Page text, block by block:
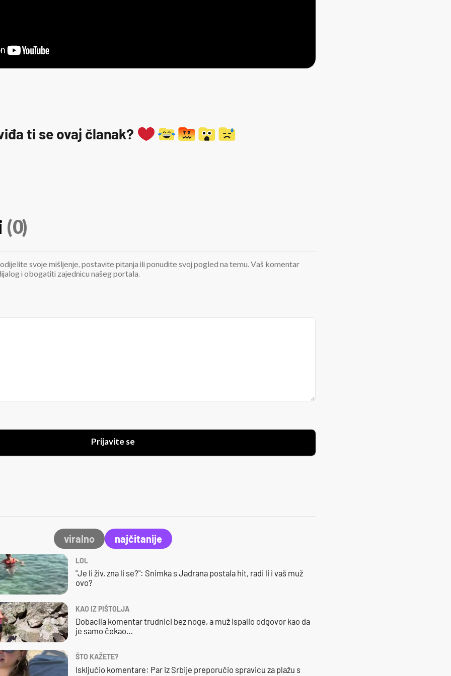
ti se ovaj članak?
(0)
svoje mišljenje, postavite pitanja ili ponudite svoj pogled na temu. Vaš komentar
i obogatiti zajednicu našeg portala.
Prijavite se
viralno najčitanije
LOL
"Je li živ, zna li se?": Snimka s Jadrana postala hit, radi li i vaš muž
ovo?
KAO IZ PIŠTOLJA
Dobacila komentar trudnici bez noge, a muž ispalio odgovor kao da
je samo čekao…
ŠTO KAŽETE?
Isključio komentare: Par iz Srbije preporučio spravicu za plažu s